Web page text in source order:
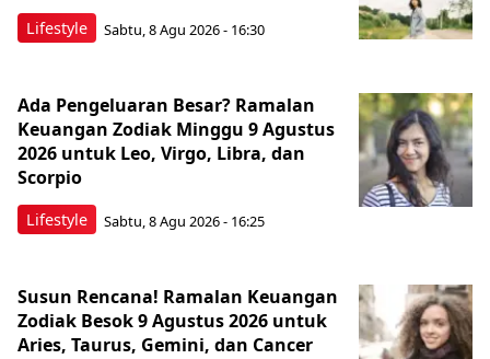
Lifestyle Sabtu, 8 Agu 2026 - 16:30
Lifestyle
Ada Pengeluaran Besar? Ramalan
Keuangan Zodiak Minggu 9 Agustus
2026 untuk Leo, Virgo, Libra, dan
Scorpio
Sabtu, 8 Agu 2026 - 16:25
Susun Rencana! Ramalan Keuangan
Zodiak Besok 9 Agustus 2026 untuk
Aries, Taurus, Gemini, dan Cancer